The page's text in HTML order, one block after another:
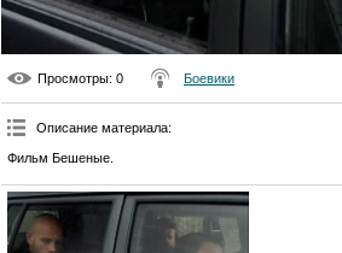
Просмотры: 0 Боевики
Описание материала:
Фильм Бешеные.